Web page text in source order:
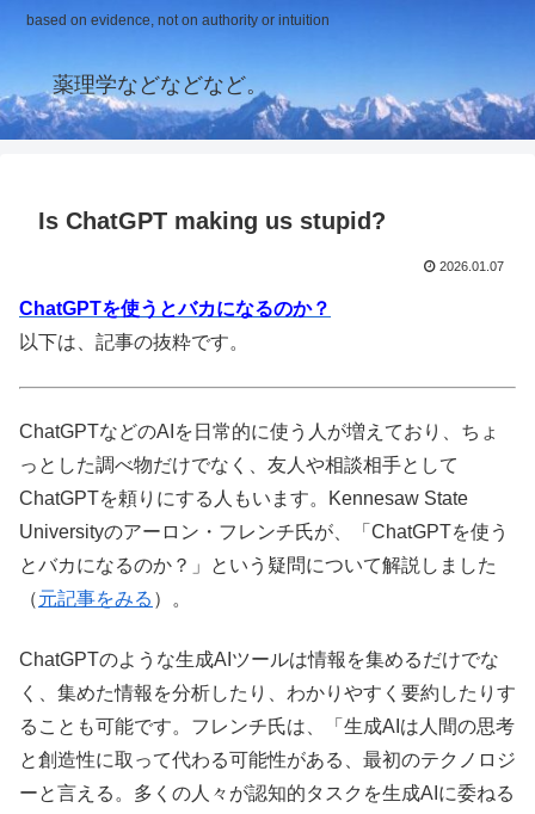
based on evidence, not on authority or intuition
薬理学などなどなど。
Is ChatGPT making us stupid?
2026.01.07
ChatGPTを使うとバカになるのか？
以下は、記事の抜粋です。
ChatGPTなどのAIを日常的に使う人が増えており、ちょ
っとした調べ物だけでなく、友人や相談相手として
ChatGPTを頼りにする人もいます。Kennesaw State
Universityのアーロン・フレンチ氏が、「ChatGPTを使う
とバカになるのか？」という疑問について解説しました
（元記事をみる ）。
ChatGPTのような生成AIツールは情報を集めるだけでな
く、集めた情報を分析したり、わかりやすく要約したりす
ることも可能です。フレンチ氏は、「生成AIは人間の思考
と創造性に取って代わる可能性がある、最初のテクノロジ
ーと言える。多くの人々が認知的タスクを生成AIに委ねる